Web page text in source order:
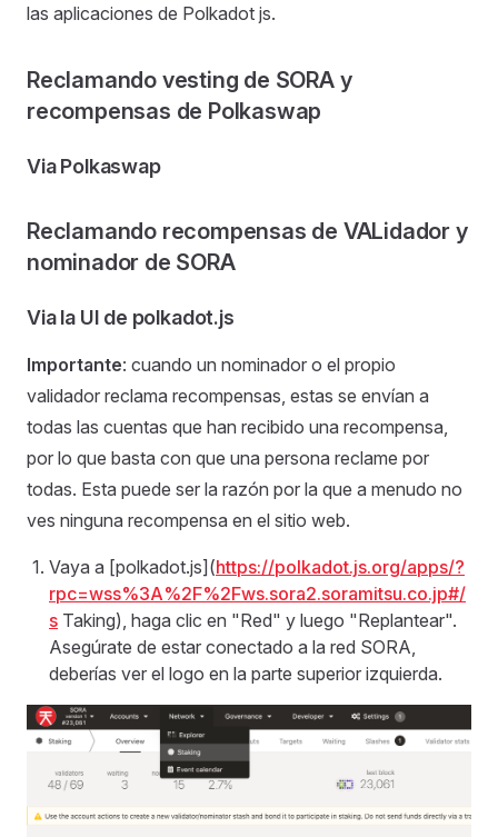
las aplicaciones de Polkadot js.
Reclamando vesting de SORA y
recompensas de Polkaswap
Via Polkaswap
Reclamando recompensas de VALidador y
nominador de SORA
Via la UI de polkadot.js
Importante: cuando un nominador o el propio
validador reclama recompensas, estas se envían a
todas las cuentas que han recibido una recompensa,
por lo que basta con que una persona reclame por
todas. Esta puede ser la razón por la que a menudo no
ves ninguna recompensa en el sitio web.
Vaya a [polkadot.js](https://polkadot.js.org/apps/?
rpc=wss%3A%2F%2Fws.sora2.soramitsu.co.jp#/
s Taking), haga clic en "Red" y luego "Replantear".
Asegúrate de estar conectado a la red SORA,
deberías ver el logo en la parte superior izquierda.